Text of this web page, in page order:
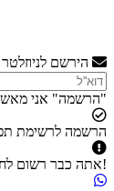
הירשם
"הרשמה" אני
הרשמה לרשימת
!אתה כבר רשום